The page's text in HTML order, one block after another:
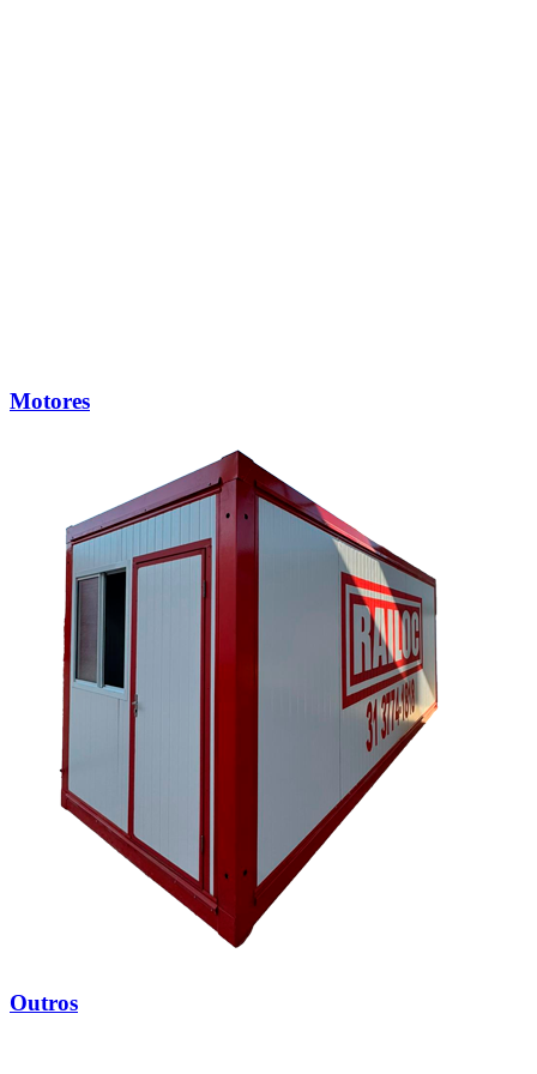
Motores
Outros